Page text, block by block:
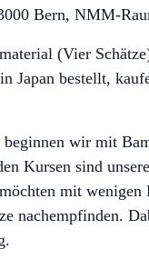
Bern, NMM-
(Vier
Japan bestellt,
wir mit
Kursen sind
mit
nachempfinden.